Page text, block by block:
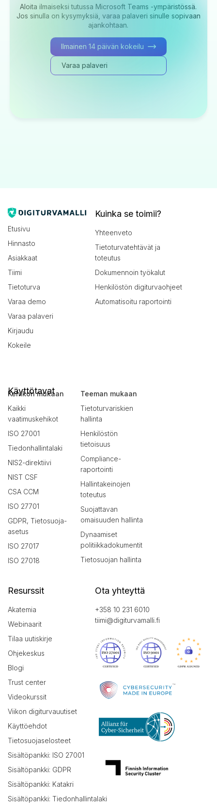
Aloita ilmaiseksi tutussa Microsoft Teams -ympäristössä.
Jos sinulla on kysymyksiä, varaa palaveri sinulle sopivaan
ajankohtaan.
Ilmainen 14 päivän kokeilu
Varaa palaveri
Etusivu
Hinnasto
Asiakkaat
Tiimi
Tietoturva
Varaa demo
Varaa palaveri
Kirjaudu
Kokeile
Kuinka se toimii?
Yhteenveto
Tietoturvatehtävät ja
toteutus
Dokumennoin työkalut
Henkilöstön digiturvaohjeet
Automatisoitu raportointi
Käyttötavat
Kehikon mukaan
Kaikki
vaatimuskehikot
ISO 27001
Tiedonhallintalaki
NIS2-direktiivi
NIST CSF
CSA CCM
ISO 27701
GDPR, Tietosuoja-
asetus
ISO 27017
ISO 27018
Teeman mukaan
Tietoturvariskien
hallinta
Henkilöstön
tietoisuus
Compliance-
raportointi
Hallintakeinojen
toteutus
Suojattavan
omaisuuden hallinta
Dynaamiset
politiikkadokumentit
Tietosuojan hallinta
Resurssit
Akatemia
Webinaarit
Tilaa uutiskirje
Ohjekeskus
Blogi
Trust center
Videokurssit
Viikon digiturvauutiset
Käyttöehdot
Tietosuojaselosteet
Sisältöpankki: ISO 27001
Sisältöpankki: GDPR
Sisältöpankki: Katakri
Sisältöpankki: Tiedonhallintalaki
Ota yhteyttä
+358 10 231 6010
tiimi@digiturvamalli.fi